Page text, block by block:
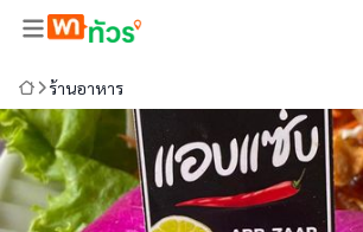
ร้านอาหาร